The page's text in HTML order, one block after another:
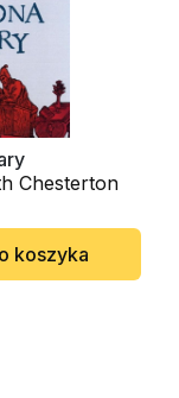
Chesterton
koszyka